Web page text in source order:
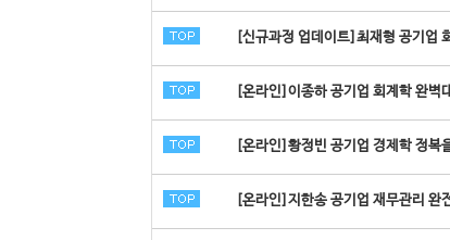
[신규과정 업데이트]최재형 공기업
[온라인]이종하 공기업 회계학 완벽
[온라인]황정빈 공기업 경제학 정복
[온라인]지한송 공기업 재무관리 완